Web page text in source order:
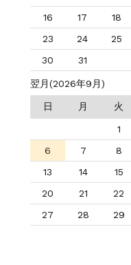
16
17 18
23
24 25
30
31
翌月(2026年9月)
日 月 火
1
6
7 8
13
14 15
20
21 22
27
28 29